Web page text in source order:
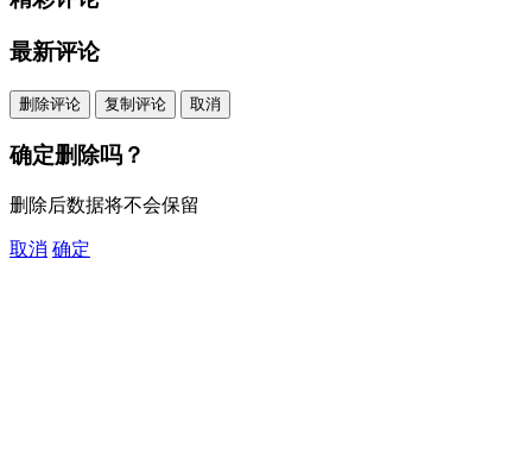
最新评论
删除评论 复制评论 取消
确定删除吗？
删除后数据将不会保留
取消 确定